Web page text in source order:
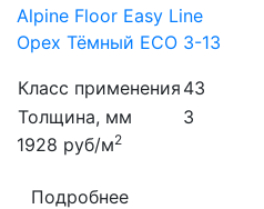
Alpine Floor Easy Line
Орех Тёмный ECO 3-13
Класс применения 43
Толщина, мм
3
1928 руб/м2
Подробнее